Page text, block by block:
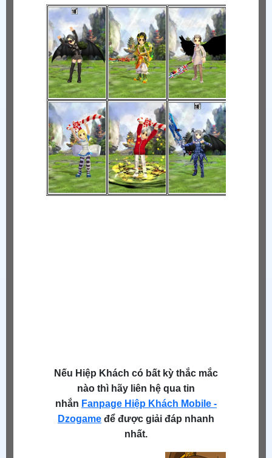
Nếu Hiệp Khách có bất kỳ thắc mắc
nào thì hãy liên hệ qua tin
nhắn Fanpage Hiệp Khách Mobile -
Dzogame để được giải đáp nhanh
nhất.